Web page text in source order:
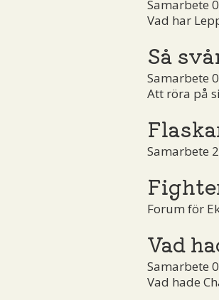
Samarbete
Vad har
Så
Samarbete
Att röra på
Samarbete
Forum för
Vad
Samarbete
Vad hade